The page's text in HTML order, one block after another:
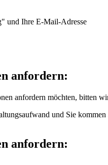
und Ihre E-Mail-Adresse
anfordern:
anfordern möchten, bitten
und Sie
anfordern: